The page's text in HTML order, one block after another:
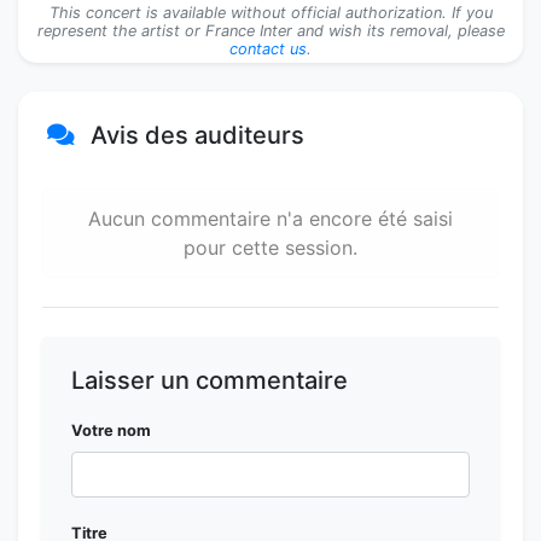
#12.Empty White Blues Dominique A
Dominique A
#15.Just Like A Movie Star
#18.La Mémoire Neuve Dominique A
#21.Le Twenty-Two Bar Dominique A
#23.Je T'ai Toujours Aimée
#24.L'écho
This concert is available without official authorization. If you
represent the artist or France Inter and wish its removal, please
contact us.
Avis des auditeurs
Aucun commentaire n'a encore été saisi
pour cette session.
Laisser un commentaire
Votre nom
Titre